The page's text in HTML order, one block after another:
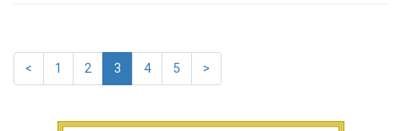
< 1 2 3 4 5 >